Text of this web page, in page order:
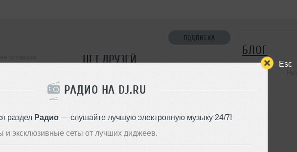
Esc
РАДИО НА DJ.RU
раздел Радио— слушайте лучшую электронную музыку 24/7!
и эксклюзивные сеты от лучших диджеев.
ПОДПИСКА
НЕТ ДРУЗЕЙ
БЛОГ